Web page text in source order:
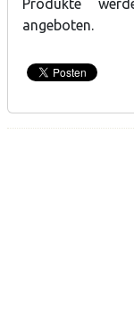
angeboten.